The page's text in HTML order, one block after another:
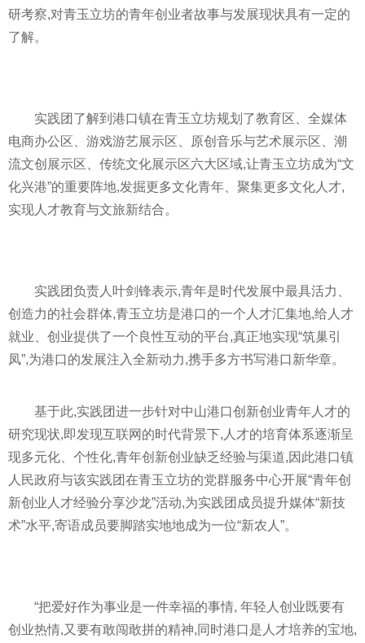
研考察,对青玉立坊的青年创业者故事与发展现状具有一定的
了解。
实践团了解到港口镇在青玉立坊规划了教育区、全媒体
电商办公区、游戏游艺展示区、原创音乐与艺术展示区、潮
流文创展示区、传统文化展示区六大区域,让青玉立坊成为“文
化兴港”的重要阵地,发掘更多文化青年、聚集更多文化人才,
实现人才教育与文旅新结合。
实践团负责人叶剑锋表示,青年是时代发展中最具活力、
创造力的社会群体,青玉立坊是港口的一个人才汇集地,给人才
就业、创业提供了一个良性互动的平台,真正地实现“筑巢引
凤”,为港口的发展注入全新动力,携手多方书写港口新华章。
基于此,实践团进一步针对中山港口创新创业青年人才的
研究现状,即发现互联网的时代背景下,人才的培育体系逐渐呈
现多元化、个性化,青年创新创业缺乏经验与渠道,因此港口镇
人民政府与该实践团在青玉立坊的党群服务中心开展“青年创
新创业人才经验分享沙龙”活动,为实践团成员提升媒体“新技
术”水平,寄语成员要脚踏实地地成为一位“新农人”。
“把爱好作为事业是一件幸福的事情, 年轻人创业既要有
创业热情,又要有敢闯敢拼的精神,同时港口是人才培养的宝地,